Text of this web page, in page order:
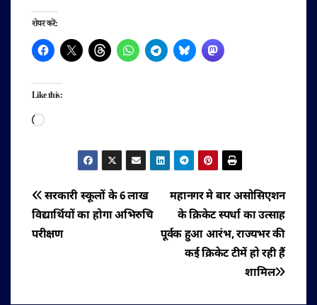
शेयर करें:
Like this:
Loading…
पोस्ट
नेविगेशन
महानगर मे बार असोसिएशन
के क्रिकेट स्पर्धा का उत्साह
पूर्वक हुआ आरंभ, राज्यभर की
कई क्रिकेट टीमें हो रही हैं
शामिल
सरकारी स्कूलों के 6 लाख
विद्यार्थियों का होगा अभिरुचि
परीक्षण